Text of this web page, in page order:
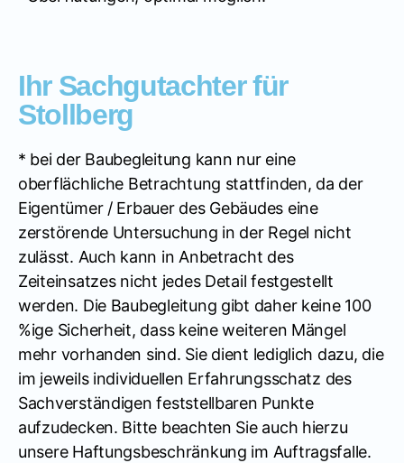
Ihr Sachgutachter für
Stollberg
* bei der Baubegleitung kann nur eine
oberflächliche Betrachtung stattfinden, da der
Eigentümer / Erbauer des Gebäudes eine
zerstörende Untersuchung in der Regel nicht
zulässt. Auch kann in Anbetracht des
Zeiteinsatzes nicht jedes Detail festgestellt
werden. Die Baubegleitung gibt daher keine 100
%ige Sicherheit, dass keine weiteren Mängel
mehr vorhanden sind. Sie dient lediglich dazu, die
im jeweils individuellen Erfahrungsschatz des
Sachverständigen feststellbaren Punkte
aufzudecken. Bitte beachten Sie auch hierzu
unsere Haftungsbeschränkung im Auftragsfalle.